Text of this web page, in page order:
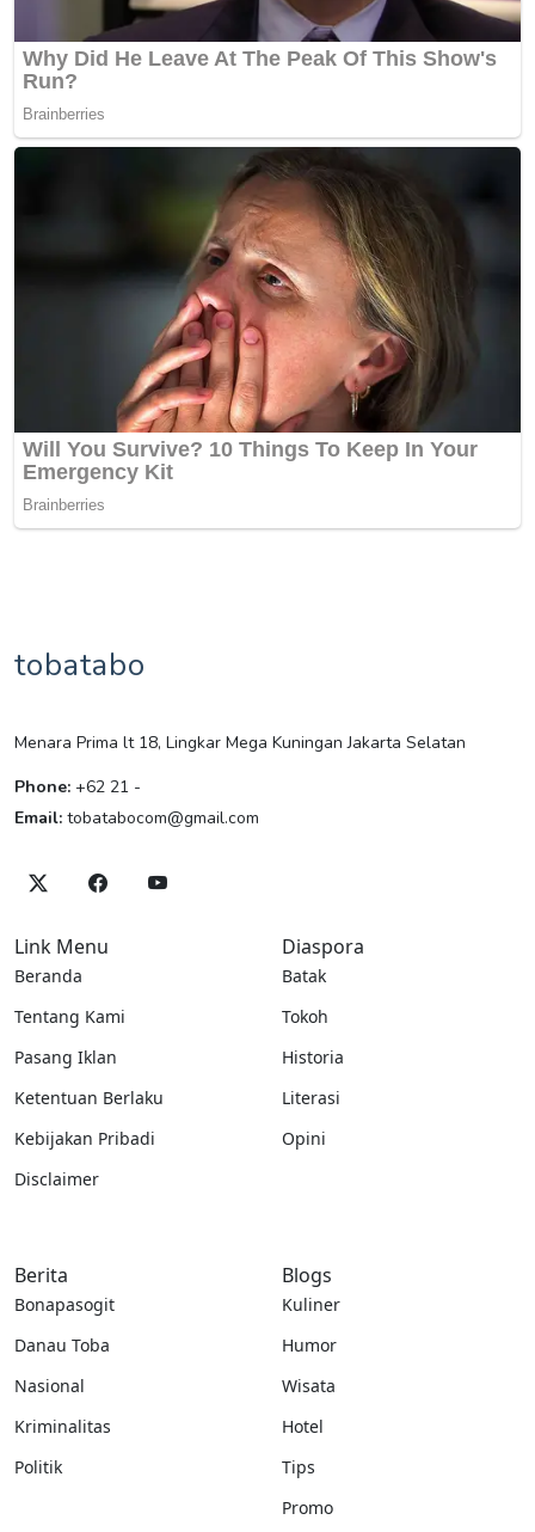
tobatabo
Menara Prima lt 18, Lingkar Mega Kuningan Jakarta Selatan
Phone: +62 21 -
Email: tobatabocom@gmail.com
Link Menu
Beranda
Tentang Kami
Pasang Iklan
Ketentuan Berlaku
Kebijakan Pribadi
Disclaimer
Diaspora
Batak
Tokoh
Historia
Literasi
Opini
Berita
Bonapasogit
Danau Toba
Nasional
Kriminalitas
Politik
Blogs
Kuliner
Humor
Wisata
Hotel
Tips
Promo